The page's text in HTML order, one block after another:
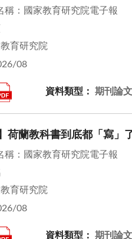
稱：國家教育研究院電子報
育研究院
08
資料類型： 期刊論文
荷蘭教科書到底都「寫」
稱：國家教育研究院電子報
育研究院
08
資料類型： 期刊論文